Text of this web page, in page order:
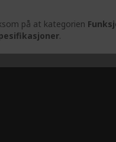
på at kategorien
.